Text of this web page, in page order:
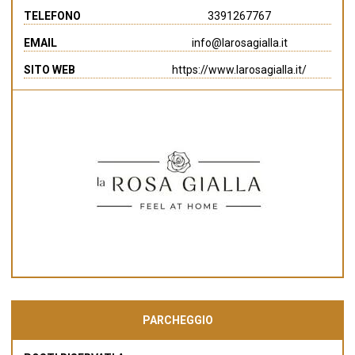
TELEFONO 3391267767
EMAIL info@larosagialla.it
SITO WEB https://www.larosagialla.it/
PARCHEGGIO